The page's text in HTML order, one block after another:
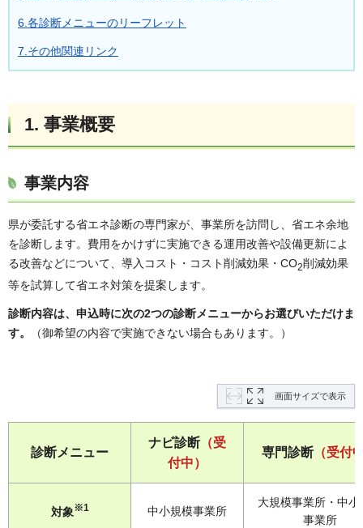
6.各診断メニューのリーフレット
7.その他関連リンク
1. 事業概要
事業内容
県が委託する省エネ診断の専門家が、事業所を訪問し、省エネ余地
を診断します。費用をかけずに実施できる運用改善や設備更新によ
る改善などについて、導入コスト・コスト削減効果・CO2削減効果
等を試算して省エネ対策を提案します。
診断内容は、申込時に次の2つの診断メニューからお選びいただけま
す。
（御希望の内容で実施できない場合もあります。）
画面サイズで表示
診断メニュー
ナビ診断 （受
付中）
専門診断 （受付
対象※1 中小規模事業所
大規模事業所・中小
事業所